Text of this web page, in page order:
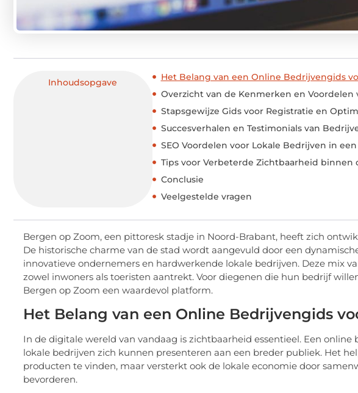
Inhoudsopgave
Het Belang van een Online Bedrijvengids
Overzicht van de Kenmerken en
Stapsgewijze Gids voor Registratie en
Succesverhalen en Testimonials van
SEO Voordelen voor Lokale Bedrijven in
Tips voor Verbeterde Zichtbaarheid binnen
Conclusie
Veelgestelde vragen
Bergen op Zoom, een pittoresk stadje in Noord-Brabant, heeft zich
De historische charme van de stad wordt aangevuld door een
innovatieve ondernemers en hardwerkende lokale bedrijven. Deze mix
zowel inwoners als toeristen aantrekt. Voor diegenen die hun bedrijf
Bergen op Zoom een waardevol platform.
Het Belang van een Online Bedrijvengids
In de digitale wereld van vandaag is zichtbaarheid essentieel. Een
lokale bedrijven zich kunnen presenteren aan een breder publiek. Het
producten te vinden, maar versterkt ook de lokale economie door
bevorderen.